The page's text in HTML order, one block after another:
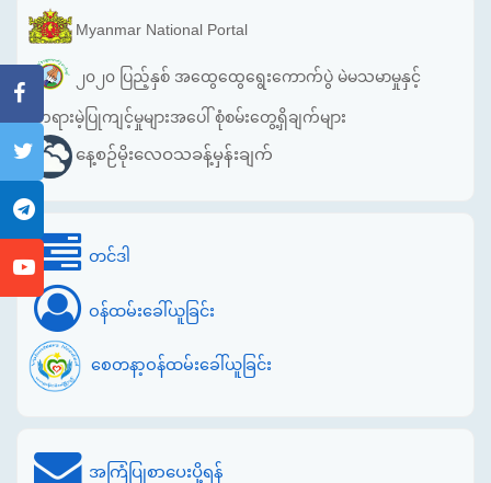
Myanmar National Portal
၂၀၂၀ ပြည့်နှစ် အထွေထွေရွေးကောက်ပွဲ မဲမသမာမှုနှင့်
တရားမဲ့ပြုကျင့်မှုများအပေါ် စုံစမ်းတွေ့ရှိချက်များ
နေ့စဉ်မိုးလေဝသခန့်မှန်းချက်
တင်ဒါ
ဝန်ထမ်းခေါ်ယူခြင်း
စေတနာ့ဝန်ထမ်းခေါ်ယူခြင်း
အကြံပြုစာပေးပို့ရန်